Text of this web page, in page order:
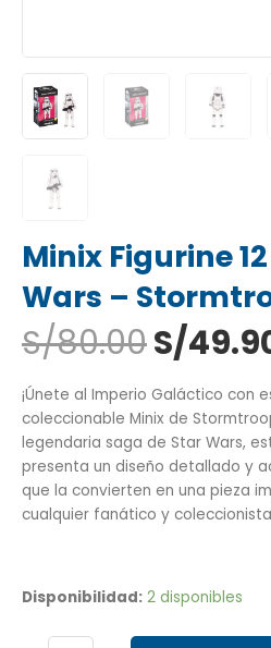
Minix Figurine
Wars –
S/80.00El
precio
era:
S/
S/
¡Únete al Imperio Galáctico con
coleccionable Minix de
legendaria saga de Star Wars,
presenta un diseño detallado y
que la convierten en una pieza
cualquier fanático y
Disponibilidad: 2 disponibles
Figurine
cm